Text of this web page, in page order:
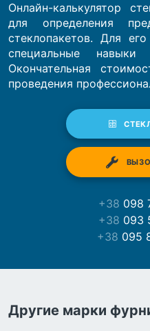
Онлайн-калькулятор
для определения
стеклопакетов. Для
специальные навыки
Окончательная
проведения
+38 098
+38 093
+38 095
Другие марки